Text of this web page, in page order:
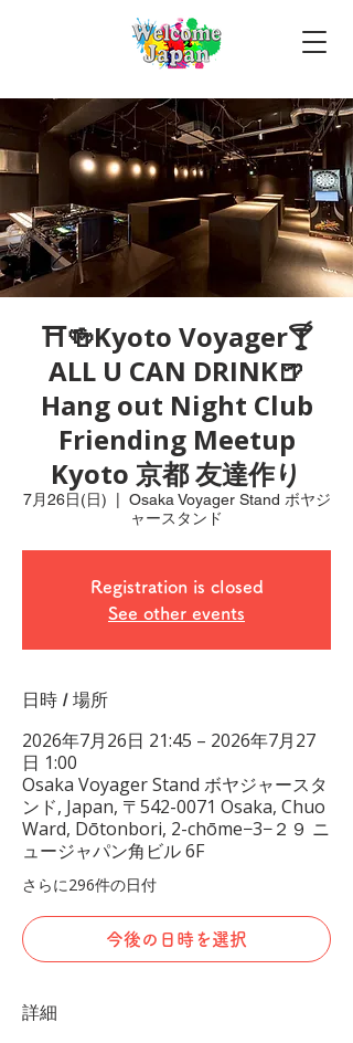
⛩🍻Kyoto Voyager🍸
ALL U CAN DRINK🍺
Hang out Night Club
Friending Meetup
Kyoto 京都 友達作り
7月26日(日)
Osaka Voyager Stand ボヤジ
ャースタンド
Registration is closed
See other events
日時 / 場所
2026年7月26日 21:45 – 2026年7月27
日 1:00
Osaka Voyager Stand ボヤジャースタ
ンド, Japan, 〒542-0071 Osaka, Chuo
Ward, Dōtonbori, 2-chōme−3−２９ ニ
ュージャパン角ビル 6F
さらに296件の日付
今後の日時を選択
詳細